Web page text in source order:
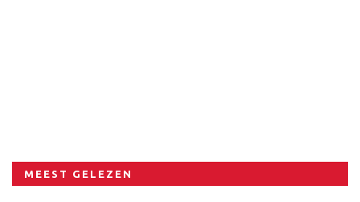
MEEST GELEZEN